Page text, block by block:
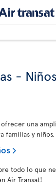
- Niños
una
familias y niños.
todo lo que
Air Transat!